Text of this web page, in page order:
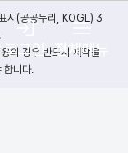
로그인 전체메뉴
시(공공누리, KOGL) 3
의 경우 반드시 저작물
합니다.